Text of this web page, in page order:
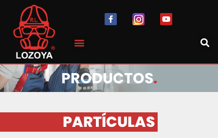
PRODUCTOS.
PARTÍCULAS